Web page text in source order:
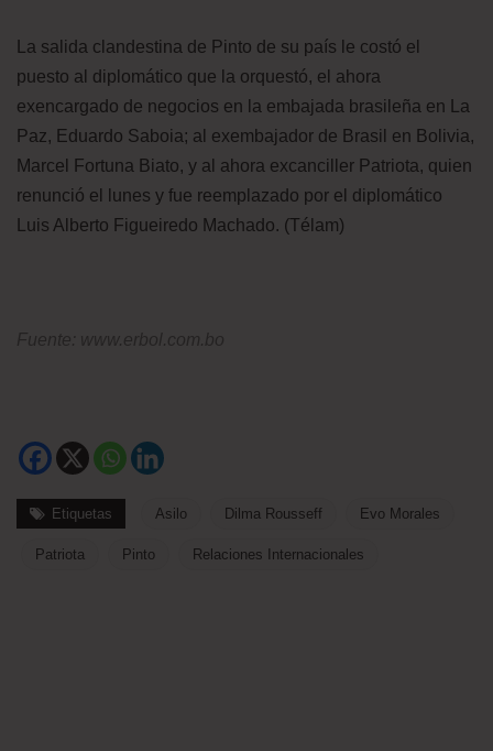
La salida clandestina de Pinto de su país le costó el
puesto al diplomático que la orquestó, el ahora
exencargado de negocios en la embajada brasileña en La
Paz, Eduardo Saboia; al exembajador de Brasil en Bolivia,
Marcel Fortuna Biato, y al ahora excanciller Patriota, quien
renunció el lunes y fue reemplazado por el diplomático
Luis Alberto Figueiredo Machado. (Télam)
Fuente: www.erbol.com.bo
Etiquetas Asilo Dilma Rousseff Evo Morales
Patriota Pinto Relaciones Internacionales